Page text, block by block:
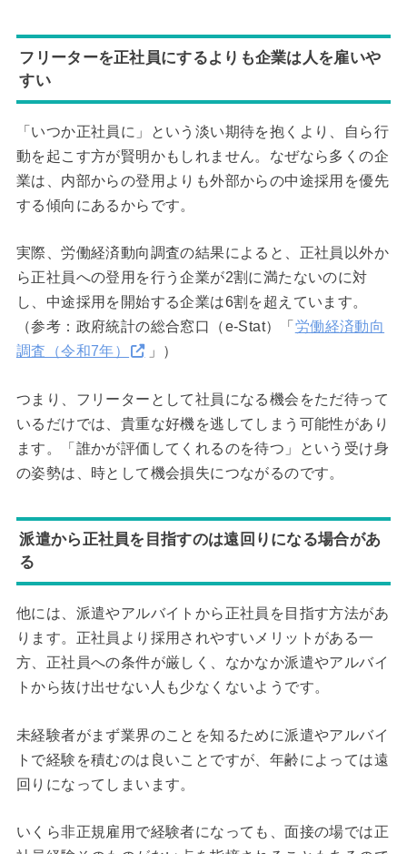
フリーターを正社員にするよりも企業は人を雇いや
すい
「いつか正社員に」という淡い期待を抱くより、自ら行
動を起こす方が賢明かもしれません。なぜなら多くの企
業は、内部からの登用よりも外部からの中途採用を優先
する傾向にあるからです。
実際、労働経済動向調査の結果によると、正社員以外か
ら正社員への登用を行う企業が2割に満たないのに対
し、中途採用を開始する企業は6割を超えています。
（参考：政府統計の総合窓口（e-Stat）「 労働経済動向
調査（令和7年）
」）
つまり、フリーターとして社員になる機会をただ待って
いるだけでは、貴重な好機を逃してしまう可能性があり
ます。「誰かが評価してくれるのを待つ」という受け身
の姿勢は、時として機会損失につながるのです。
派遣から正社員を目指すのは遠回りになる場合があ
る
他には、派遣やアルバイトから正社員を目指す方法があ
ります。正社員より採用されやすいメリットがある一
方、 正社員への条件が厳しく、なかなか派遣やアルバイ
トから抜け出せない 人も少なくないようです。
未経験者がまず業界のことを知るために派遣やアルバイ
トで経験を積むのは良いことですが、年齢によっては遠
回りになってしまいます。
いくら非正規雇用で経験者になっても、面接の場では正